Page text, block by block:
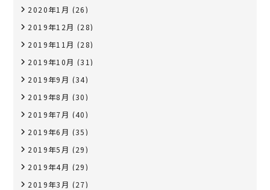
2020年1月 (26)
2019年12月 (28)
2019年11月 (28)
2019年10月 (31)
2019年9月 (34)
2019年8月 (30)
2019年7月 (40)
2019年6月 (35)
2019年5月 (29)
2019年4月 (29)
2019年3月 (27)